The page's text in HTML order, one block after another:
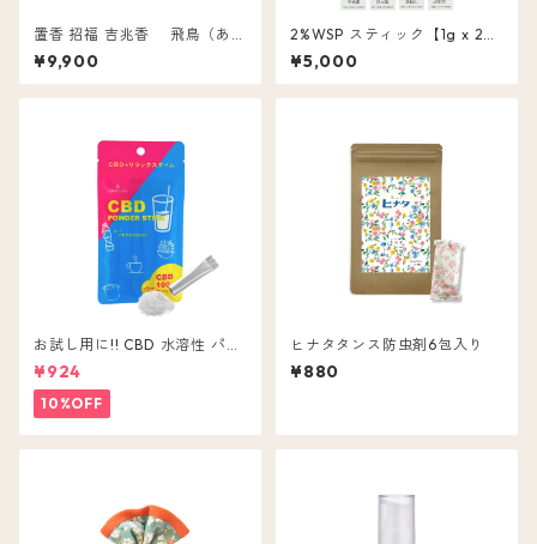
置香 招福 吉兆香 飛鳥（あす
か）
¥9,900
2%WSP スティック【1g x 20
包】
¥5,000
お試し用に!! CBD 水溶性 パウ
ダー 5本入 CBD ( 含有量 1包 2
0mg ) 粉末 無味無色
¥924
10%OFF
ヒナタタンス防虫剤6包入り
¥880